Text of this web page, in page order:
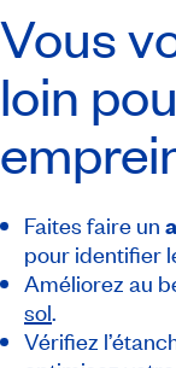
Vous
loin
Faites faire un
pour identifier
Améliorez au
sol.
Vérifiez